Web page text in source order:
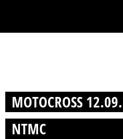
MOTOCROSS
NTMC